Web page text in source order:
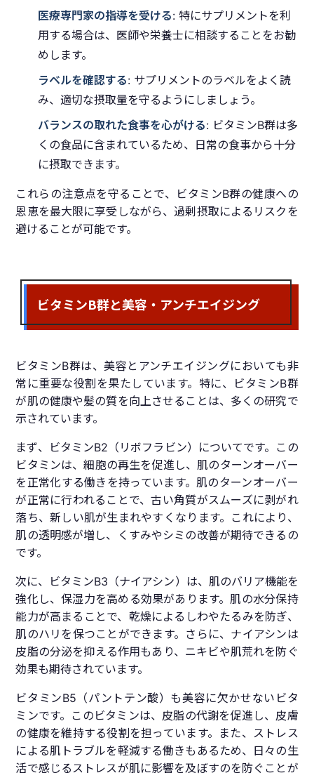
医療専門家の指導を受ける: 特にサプリメントを利
用する場合は、医師や栄養士に相談することをお勧
めします。
ラベルを確認する: サプリメントのラベルをよく読
み、適切な摂取量を守るようにしましょう。
バランスの取れた食事を心がける: ビタミンB群は多
くの食品に含まれているため、日常の食事から十分
に摂取できます。
これらの注意点を守ることで、ビタミンB群の健康への
恩恵を最大限に享受しながら、過剰摂取によるリスクを
避けることが可能です。
ビタミンB群と美容・アンチエイジング
ビタミンB群は、美容とアンチエイジングにおいても非
常に重要な役割を果たしています。特に、ビタミンB群
が肌の健康や髪の質を向上させることは、多くの研究で
示されています。
まず、ビタミンB2（リボフラビン）についてです。この
ビタミンは、細胞の再生を促進し、肌のターンオーバー
を正常化する働きを持っています。肌のターンオーバー
が正常に行われることで、古い角質がスムーズに剥がれ
落ち、新しい肌が生まれやすくなります。これにより、
肌の透明感が増し、くすみやシミの改善が期待できるの
です。
次に、ビタミンB3（ナイアシン）は、肌のバリア機能を
強化し、保湿力を高める効果があります。肌の水分保持
能力が高まることで、乾燥によるしわやたるみを防ぎ、
肌のハリを保つことができます。さらに、ナイアシンは
皮脂の分泌を抑える作用もあり、ニキビや肌荒れを防ぐ
効果も期待されています。
ビタミンB5（パントテン酸）も美容に欠かせないビタ
ミンです。このビタミンは、皮脂の代謝を促進し、皮膚
の健康を維持する役割を担っています。また、ストレス
による肌トラブルを軽減する働きもあるため、日々の生
活で感じるストレスが肌に影響を及ぼすのを防ぐことが